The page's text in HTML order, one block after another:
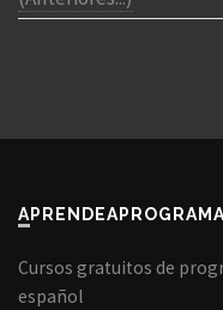
Cursos gratuitos de
español